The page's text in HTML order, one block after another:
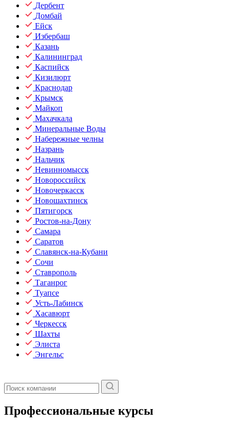
Дербент
Домбай
Ейск
Избербаш
Казань
Калининград
Каспийск
Кизилюрт
Краснодар
Крымск
Майкоп
Махачкала
Минеральные Воды
Набережные челны
Назрань
Нальчик
Невинномысск
Новороссийск
Новочеркасск
Новошахтинск
Пятигорск
Ростов-на-Дону
Самара
Саратов
Славянск-на-Кубани
Сочи
Ставрополь
Таганрог
Туапсе
Усть-Лабинск
Хасавюрт
Черкесск
Шахты
Элиста
Энгельс
Профессиональные курсы